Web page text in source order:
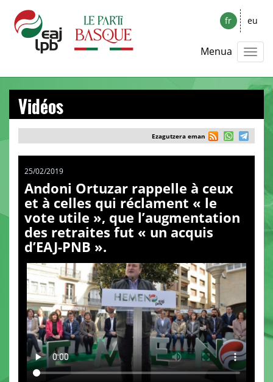
fr eu
Menua
Vidéos
Ezagutzera eman
25/02/2019
Andoni Ortuzar rappelle à ceux
et à celles qui réclament « le
vote utile », que l’augmentation
des retraites fut « un acquis
d’EAJ-PNB ».